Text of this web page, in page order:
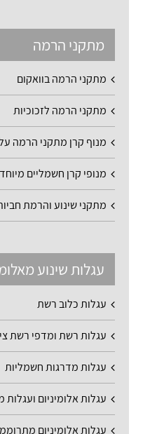
מתקני הרמה
מתקני הרמה בוואקום
מתקני הרמה לזכוכיות
מנוף קרן מתקני הרמה על
מנופי קרן חשמליים
מתקני שינוע והרמת
עגלות שינוע
עגלות כלוב רשת
עגלות רשת ומדפי רשת
עגלות מדרגות חשמליות
עגלות אלומיניום
עגלות אלומיניום